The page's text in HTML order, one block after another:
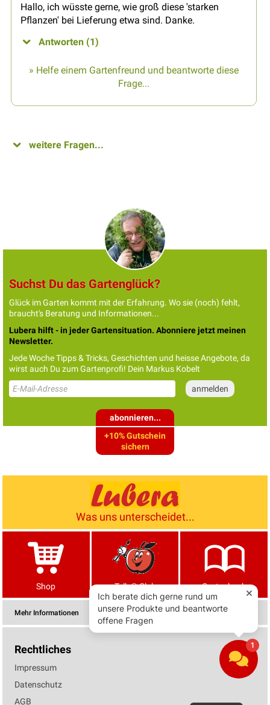
Hallo, ich wüsste gerne, wie groß diese 'starken
Pflanzen' bei Lieferung etwa sind. Danke.
Antworten (1)
» Helfe einem Gartenfreund und beantworte diese
Frage...
weitere Fragen...
Suchst Du das Gartenglück?
Glück im Garten kommt mit der Erfahrung. Wo sie (noch) fehlt,
braucht's Beratung und Informationen...
Lubera hilft - in jeder Gartensituation. Abonniere jetzt meinen
Newsletter.
Jede Woche Tipps & Tricks, Geschichten und heisse Angebote, da
wirst auch Du zum Gartenprofi! Dein Markus Kobelt
abonnieren...
+10% Gutschein
sichern
Was uns unterscheidet...
Shop Tells® Club Gartenbuch
Mehr Informationen
Rechtliches
Impressum
Datenschutz
AGB